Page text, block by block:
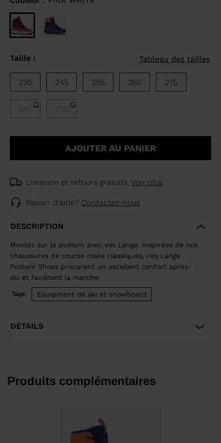
Taille : Tableau des tailles
235 245 255 265 275
285
AJOUTER AU PANIER
Livraison et retours gratuits. Voir plus
Besoin d'aide? Contactez-nous
DESCRIPTION
Montez sur le podium avec vos Lange. Inspirées de nos
chaussures de course roses classiques, ces Lange
Podium Shoes procurent un excellent confort après-
ski et facilitent la marche.
Tags: Equipment de ski et snowboard
DÉTAILS
Produits complémentaires